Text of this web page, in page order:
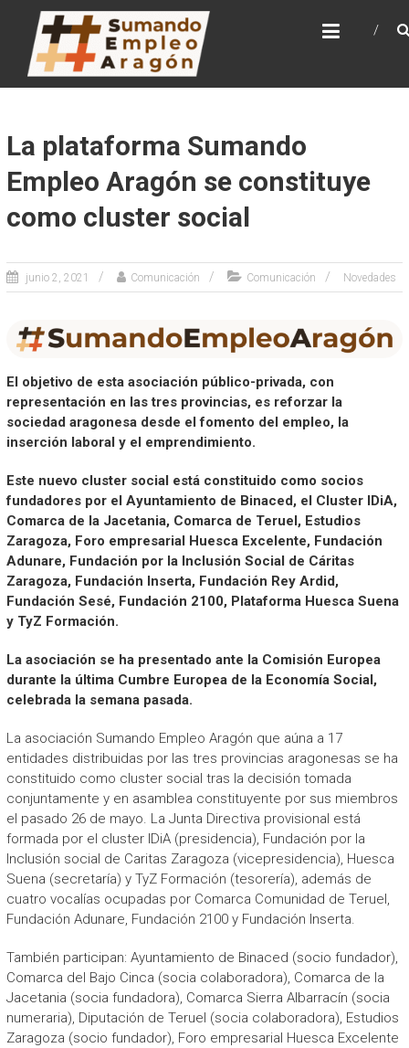
contenido
SUMANDO EMPLEO
ARAGÓN
Web de la Iniciativa Sumando Empleo Aragón
La plataforma Sumando
Empleo Aragón se constituye
como cluster social
junio 2, 2021 Comunicación Comunicación Novedades
El objetivo de esta asociación público-privada, con
representación en las tres provincias, es reforzar la
sociedad aragonesa desde el fomento del empleo, la
inserción laboral y el emprendimiento.
Este nuevo cluster social está constituido como socios
fundadores por el Ayuntamiento de Binaced, el Cluster IDiA,
Comarca de la Jacetania, Comarca de Teruel, Estudios
Zaragoza, Foro empresarial Huesca Excelente, Fundación
Adunare, Fundación por la Inclusión Social de Cáritas
Zaragoza, Fundación Inserta, Fundación Rey Ardid,
Fundación Sesé, Fundación 2100, Plataforma Huesca Suena
y TyZ Formación.
La asociación se ha presentado ante la Comisión Europea
durante la última Cumbre Europea de la Economía Social,
celebrada la semana pasada.
La asociación Sumando Empleo Aragón que aúna a 17
entidades distribuidas por las tres provincias aragonesas se ha
constituido como cluster social tras la decisión tomada
conjuntamente y en asamblea constituyente por sus miembros
el pasado 26 de mayo. La Junta Directiva provisional está
formada por el cluster IDiA (presidencia), Fundación por la
Inclusión social de Caritas Zaragoza (vicepresidencia), Huesca
Suena (secretaría) y TyZ Formación (tesorería), además de
cuatro vocalías ocupadas por Comarca Comunidad de Teruel,
Fundación Adunare, Fundación 2100 y Fundación Inserta.
También participan: Ayuntamiento de Binaced (socio fundador),
Comarca del Bajo Cinca (socia colaboradora), Comarca de la
Jacetania (socia fundadora), Comarca Sierra Albarracín (socia
numeraria), Diputación de Teruel (socia colaboradora), Estudios
Zaragoza (socio fundador), Foro empresarial Huesca Excelente